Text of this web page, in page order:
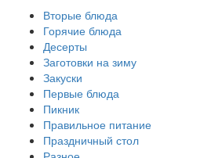
Вторые блюда
Горячие блюда
Десерты
Заготовки на зиму
Закуски
Первые блюда
Пикник
Правильное питание
Праздничный стол